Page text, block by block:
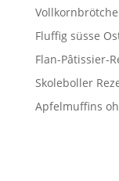
Fluffig süsse
Flan-Pâtissier-
Skoleboller
Apfelmuffins